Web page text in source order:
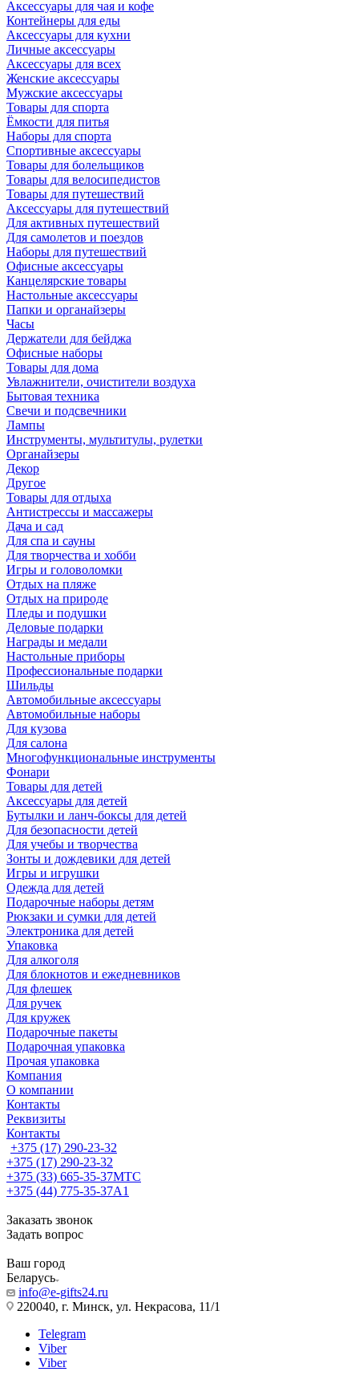
Аксессуары для чая и кофе
Контейнеры для еды
Аксессуары для кухни
Личные аксессуары
Аксессуары для всех
Женские аксессуары
Мужские аксессуары
Товары для спорта
Ёмкости для питья
Наборы для спорта
Спортивные аксессуары
Товары для болельщиков
Товары для велосипедистов
Товары для путешествий
Аксессуары для путешествий
Для активных путешествий
Для самолетов и поездов
Наборы для путешествий
Офисные аксессуары
Канцелярские товары
Настольные аксессуары
Папки и органайзеры
Часы
Держатели для бейджа
Офисные наборы
Товары для дома
Увлажнители, очистители воздуха
Бытовая техника
Свечи и подсвечники
Лампы
Инструменты, мультитулы, рулетки
Органайзеры
Декор
Другое
Товары для отдыха
Антистрессы и массажеры
Дача и сад
Для спа и сауны
Для творчества и хобби
Игры и головоломки
Отдых на пляже
Отдых на природе
Пледы и подушки
Деловые подарки
Награды и медали
Настольные приборы
Профессиональные подарки
Шильды
Автомобильные аксессуары
Автомобильные наборы
Для кузова
Для салона
Многофункциональные инструменты
Фонари
Товары для детей
Аксессуары для детей
Бутылки и ланч-боксы для детей
Для безопасности детей
Для учебы и творчества
Зонты и дождевики для детей
Игры и игрушки
Одежда для детей
Подарочные наборы детям
Рюкзаки и сумки для детей
Электроника для детей
Упаковка
Для алкоголя
Для блокнотов и ежедневников
Для флешек
Для ручек
Для кружек
Подарочные пакеты
Подарочная упаковка
Прочая упаковка
Компания
О компании
Контакты
Реквизиты
Контакты
+375 (17) 290-23-32
+375 (17) 290-23-32
+375 (33) 665-35-37МТС
+375 (44) 775-35-37А1
Заказать звонок
Задать вопрос
Ваш город
Беларусь
info@e-gifts24.ru
220040, г. Минск, ул. Некрасова, 11/1
Telegram
Viber
Viber